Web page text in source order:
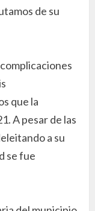
de su
que la
A pesar de las
a su
se fue